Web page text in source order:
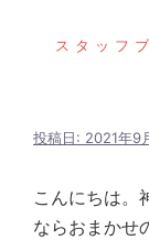
スタッフ
投稿日: 2021年9
こんにちは。
ならおまかせ